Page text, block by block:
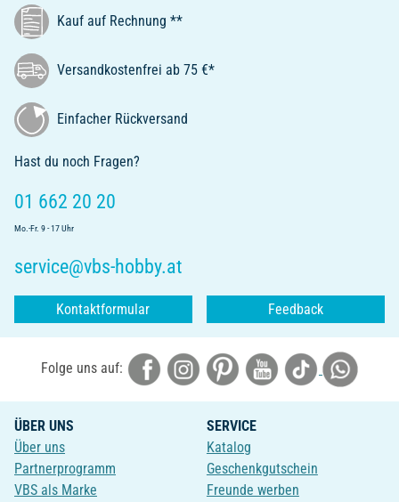
Kauf auf Rechnung **
Versandkostenfrei ab 75 €*
Einfacher Rückversand
Hast du noch Fragen?
01 662 20 20
Mo.-Fr. 9 - 17 Uhr
service@vbs-hobby.at
Kontaktformular Feedback
Folge uns auf:
ÜBER UNS
Über uns
Partnerprogramm
VBS als Marke
SERVICE
Katalog
Geschenkgutschein
Freunde werben